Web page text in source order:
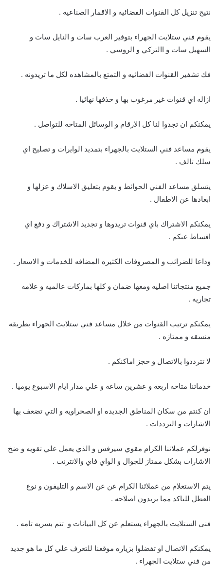
نتيح تنزيل كل القنوات الفضائيه و الاقمار الصناعيه .
يقوم فني ستلايت الجهراء بتوفير العرب سات و النايل سات و
السهيل سات و االتركي و الروسي .
فك تشفير القنوات الفضائيه و التمتع بالمشاهده لكل ما تريدونه .
ازاله اي قنوات غير مرغوب بها و حذفها نهائيا .
يمكنكم ان تجدوا لنا كل الارقام و الوسائل المتاحه للتواصل .
يقوم مساعد فني الستلايت بالجهراء بتمديد الوايرات و تصليح اي
سلك تالف .
يتسلق مساعد الفني الحوائط و يقوم بتعليق الاسلاك و عزلها و
ابعادها عن الاطفال .
يمكنكم الاشتراك باي قنوات تريدوها و تجديد الاشتراك و دفع اي
اقساط عنكم .
وداعا للضرائب و المصروفات الكثيره المضافه للخدمات و الاسعار .
جميع منتجاتنا اصليه ومعها ضمان و كلها بماركات عالميه و علامه
تجاريه .
يمكنكم ترتيب القنوات من خلال مساعد فني ستلايت الجهراء بطريقه
منسقه و ممتازه .
لا تترددوا بالاتصال و حجز اماكنكم .
خدماتنا متاحه اربعه و عشرين ساعه و علي مدار ايام الاسبوع يوميا .
ان كنتم من سكان المناطق الجديده او الصحراويه و التي تضعف بها
الاشارات و الترددات .
نوفرلكم عملائنا الكرام مقوي سيرفس و الذي يعمل علي تقويه و ضخ
الاشارات بشكل ممتاز للجوال و الواي فاي والانترنت .
يتم الاستعلام من عملائنا الكرام عن عن الاسم و التليفون و نوع
العطل للتاكد مما يريدون اصلاحه .
فنى الستلايت بالجهراء يستعلم عن كل البيانات و تتم بسريه تامه .
يمكنكم الاتصال او تفضلوا بزياره موقعنا للتعرف علي كل ما هو جديد
من فني ستلايت الجهراء .